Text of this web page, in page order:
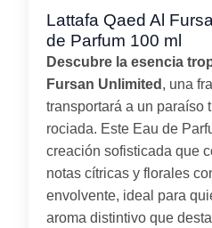
Lattafa Qaed Al
de Parfum 100 ml
Descubre la esencia
Fursan Unlimited , una
transportará a un paraíso
rociada. Este Eau de
creación sofisticada que
notas cítricas y florales
envolvente, ideal para
aroma distintivo que